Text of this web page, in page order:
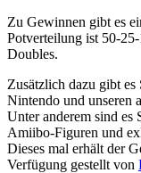
Zu Gewinnen gibt es
Potverteilung ist 50-
Doubles.
Zusätzlich dazu gibt es
Nintendo und unseren
Unter anderem sind
Amiibo-Figuren und
Dieses mal erhält der
Verfügung gestellt von